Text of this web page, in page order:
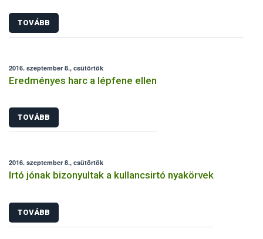
TOVÁBB
2016. szeptember 8., csütörtök
Eredményes harc a lépfene ellen
TOVÁBB
2016. szeptember 8., csütörtök
Irtó jónak bizonyultak a kullancsirtó nyakörvek
TOVÁBB